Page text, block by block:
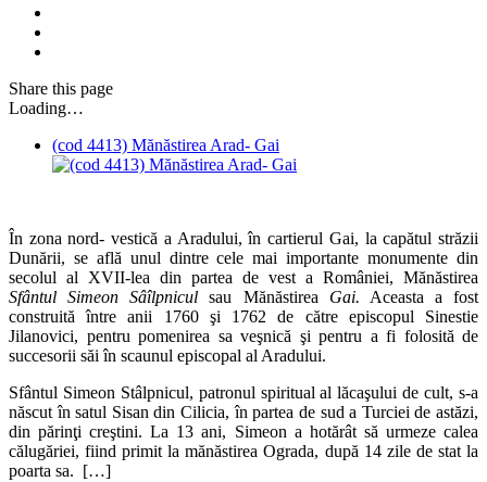
Share this page
Loading…
(cod 4413) Mănăstirea Arad- Gai
În zona nord- vestică a Aradului, în cartierul Gai, la capătul străzii
Dunării, se află unul dintre cele mai importante monumente din
secolul al XVII-lea din partea de vest a României, Mănăstirea
Sfântul Simeon Sâîlpnicul sau Mănăstirea Gai. Aceasta a fost
construită între anii 1760 şi 1762 de către episcopul Sinestie
Jilanovici, pentru pomenirea sa veşnică şi pentru a fi folosită de
succesorii săi în scaunul episcopal al Aradului.
Sfântul Simeon Stâlpnicul, patronul spiritual al lăcaşului de cult, s-a
născut în satul Sisan din Cilicia, în partea de sud a Turciei de astăzi,
din părinţi creştini. La 13 ani, Simeon a hotărât să urmeze calea
călugăriei, fiind primit la mănăstirea Ograda, după 14 zile de stat la
poarta sa. […]